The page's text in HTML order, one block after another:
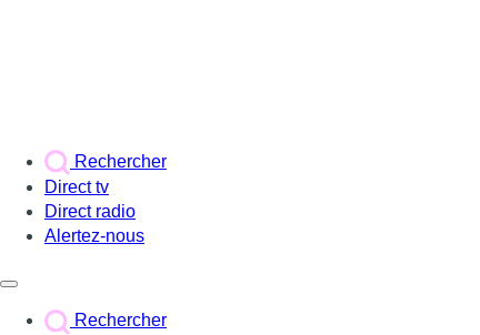
Rechercher
Direct tv
Direct radio
Alertez-nous
Rechercher